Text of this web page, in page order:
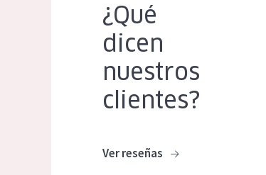
¿Qué
dicen
nuestros
clientes?
Ver reseñas